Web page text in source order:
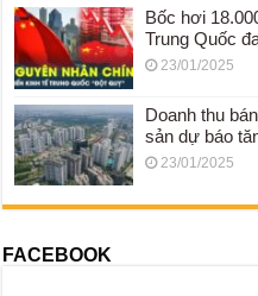
Bốc hơi
Trung Quốc
23/01/2025
Doanh thu
sản dự báo
23/01/2025
FACEBOOK